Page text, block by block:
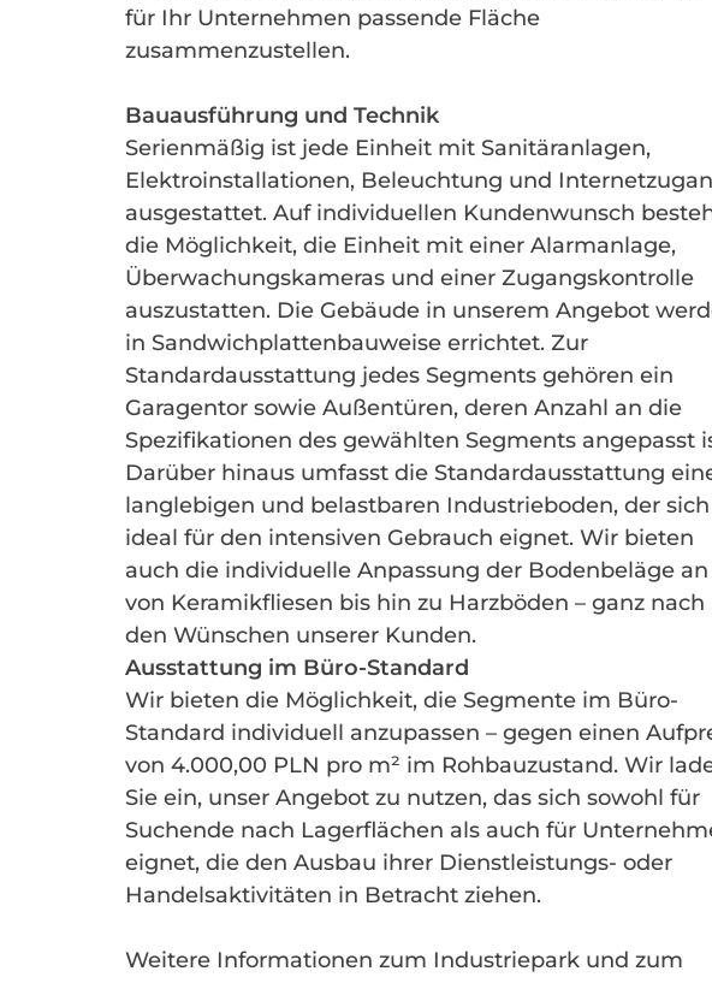
für Ihr Unternehmen passende Fläche
zusammenzustellen.
Bauausführung und Technik
Serienmäßig ist jede Einheit mit Sanitäranlagen,
Elektroinstallationen, Beleuchtung und
ausgestattet. Auf individuellen Kundenwunsch
die Möglichkeit, die Einheit mit einer Alarmanlage,
Überwachungskameras und einer Zugangskontrolle
auszustatten. Die Gebäude in unserem Angebot
in Sandwichplattenbauweise errichtet. Zur
Standardausstattung jedes Segments gehören ein
Garagentor sowie Außentüren, deren Anzahl an die
Spezifikationen des gewählten Segments angepasst
Darüber hinaus umfasst die Standardausstattung
langlebigen und belastbaren Industrieboden, der sich
ideal für den intensiven Gebrauch eignet. Wir bieten
auch die individuelle Anpassung der Bodenbeläge an
von Keramikfliesen bis hin zu Harzböden – ganz nach
den Wünschen unserer Kunden.
Ausstattung im Büro-Standard
Wir bieten die Möglichkeit, die Segmente im Büro-
Standard individuell anzupassen – gegen einen
von 4.000,00 PLN pro m² im Rohbauzustand. Wir
Sie ein, unser Angebot zu nutzen, das sich sowohl für
Suchende nach Lagerflächen als auch für
eignet, die den Ausbau ihrer Dienstleistungs- oder
Handelsaktivitäten in Betracht ziehen.
Weitere Informationen zum Industriepark und zum